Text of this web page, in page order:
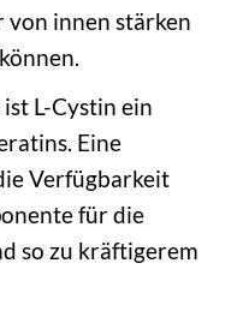
von innen stärken
L-Cystin ein
Eine
Verfügbarkeit
für die
so zu kräftigerem